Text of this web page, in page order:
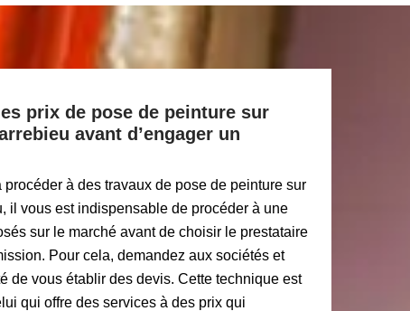
prix de pose de peinture sur
avant d’engager un
procéder à des travaux de pose de peinture sur
il vous est indispensable de procéder à une
sur le marché avant de choisir le prestataire
Pour cela, demandez aux sociétés et
de vous établir des devis. Cette technique est
qui offre des services à des prix qui